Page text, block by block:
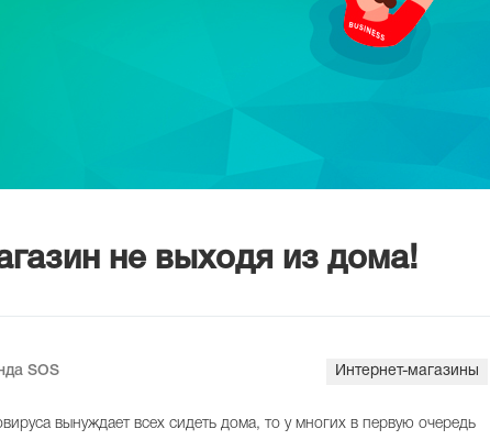
не выходя из дома!
SOS Интернет-магазины
вынуждает всех сидеть дома, то у многих в первую очередь